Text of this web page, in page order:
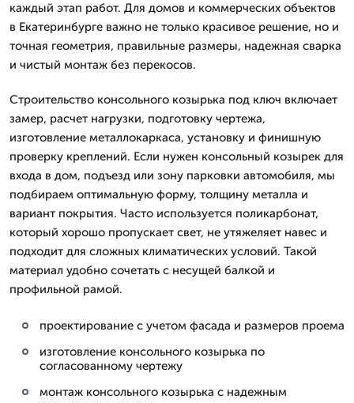
каждый этап работ. Для домов и коммерческих объектов
в Екатеринбурге важно не только красивое решение, но и
точная геометрия, правильные размеры, надежная сварка
и чистый монтаж без перекосов.
Строительство консольного козырька под ключ включает
замер, расчет нагрузки, подготовку чертежа,
изготовление металлокаркаса, установку и финишную
проверку креплений. Если нужен консольный козырек для
входа в дом, подъезд или зону парковки автомобиля, мы
подбираем оптимальную форму, толщину металла и
вариант покрытия. Часто используется поликарбонат,
который хорошо пропускает свет, не утяжеляет навес и
подходит для сложных климатических условий. Такой
материал удобно сочетать с несущей балкой и
профильной рамой.
проектирование с учетом фасада и размеров проема
изготовление консольного козырька по
согласованному чертежу
монтаж консольного козырька с надежным